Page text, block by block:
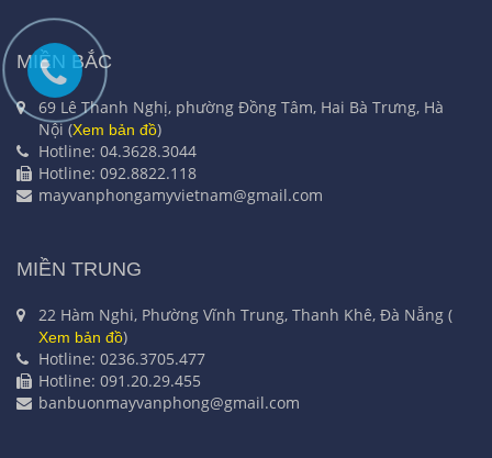
MIỀN BẮC
69 Lê Thanh Nghị, phường Đồng Tâm, Hai Bà Trưng, Hà
Nội (Xem bản đồ)
Hotline: 04.3628.3044
Hotline: 092.8822.118
mayvanphongamyvietnam@gmail.com
MIỀN TRUNG
22 Hàm Nghi, Phường Vĩnh Trung, Thanh Khê, Đà Nẵng (
Xem bản đồ)
Hotline: 0236.3705.477
Hotline: 091.20.29.455
banbuonmayvanphong@gmail.com